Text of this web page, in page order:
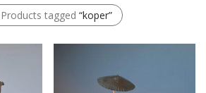
Products tagged “koper”